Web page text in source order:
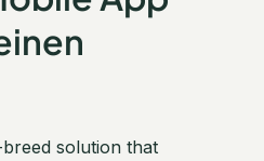
solution that